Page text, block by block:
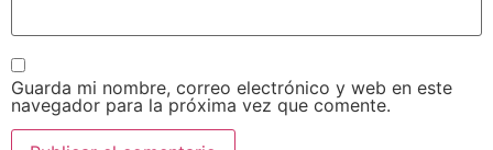
Guarda mi nombre, correo electrónico y web en este
navegador para la próxima vez que comente.